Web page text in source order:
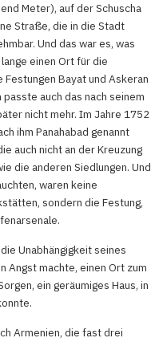
Meter), auf der Schuscha
Straße, die in die Stadt
Und das war es, was
einen Ort für die
Bayat und Askeran
auch das nach seinem
nicht mehr. Im Jahre 1752
ihm Panahabad genannt
auch nicht an der Kreuzung
die anderen Siedlungen. Und
waren keine
sondern die Festung,
Unabhängigkeit seines
Angst machte, einen Ort zum
ein geräumiges Haus, in
Armenien, die fast drei